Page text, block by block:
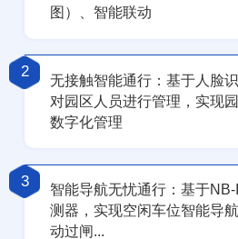
图）、智能联动
2
无接触智能通行：基于人脸
对园区人员进行管理，实现
数字化管理
3
智能导航无忧通行：基于
测器，实现空闲车位智能导
动过闸...